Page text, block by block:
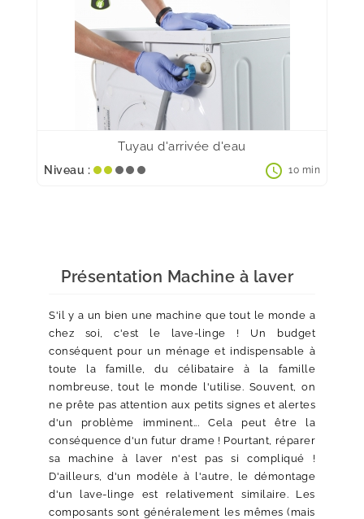
Tuyau d'arrivée d'eau
Niveau : schedule 10 min
Présentation Machine à laver
S'il y a un bien une machine que tout le monde a
chez soi, c'est le lave-linge ! Un budget
conséquent pour un ménage et indispensable à
toute la famille, du célibataire à la famille
nombreuse, tout le monde l'utilise. Souvent, on
ne prête pas attention aux petits signes et alertes
d'un problème imminent... Cela peut être la
conséquence d'un futur drame ! Pourtant, réparer
sa machine à laver n'est pas si compliqué !
D'ailleurs, d'un modèle à l'autre, le démontage
d'un lave-linge est relativement similaire. Les
composants sont généralement les mêmes (mais